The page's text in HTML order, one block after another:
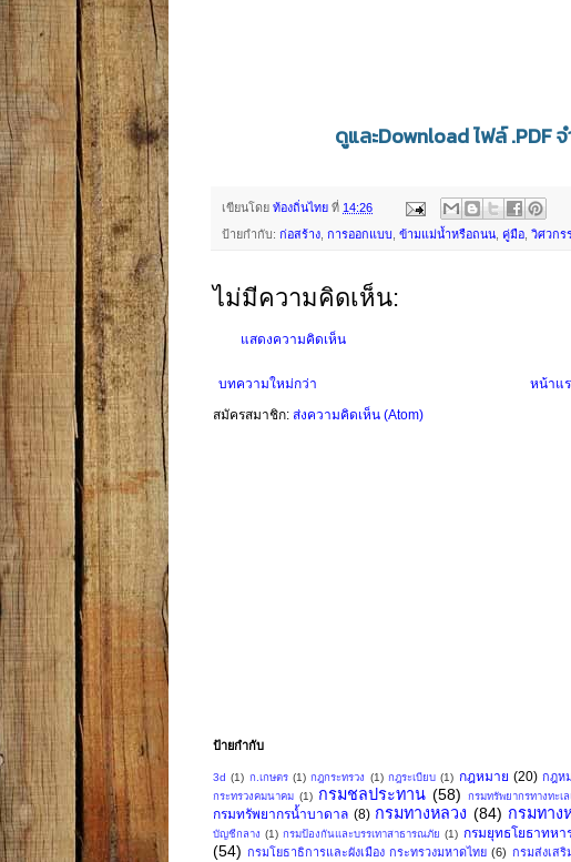
ดูและDownload ไฟล์ .PDF
เขียนโดย ท้องถิ่นไทย ที่ 14:26
ป้ายกำกับ: ก่อสร้าง การออกแบบ ข้ามแม่น้ำหรือถนน คู่มือ วิศวกร
ไม่มีความคิดเห็น:
แสดงความคิดเห็น
บทความใหม่กว่า
หน้าแ
สมัครสมาชิก: ส่งความคิดเห็น (Atom)
ป้ายกำกับ
3d (1) ก.เกษตร (1) กฎกระทรวง (1) กฎระเบียบ (1) กฎหมาย (20) กฎห
กระทรวงคมนาคม (1) กรมชลประทาน (58) กรมทรัพยากรทางทะเ
กรมทรัพยากรน้ำบาดาล (8) กรมทางหลวง (84) กรมทาง
บัญชีกลาง (1) กรมป้องกันและบรรเทาสาธารณภัย (1) กรมยุทธโยธาทหา
(54) กรมโยธาธิการและผังเมือง กระทรวงมหาดไทย (6) กรมส่งเสริ